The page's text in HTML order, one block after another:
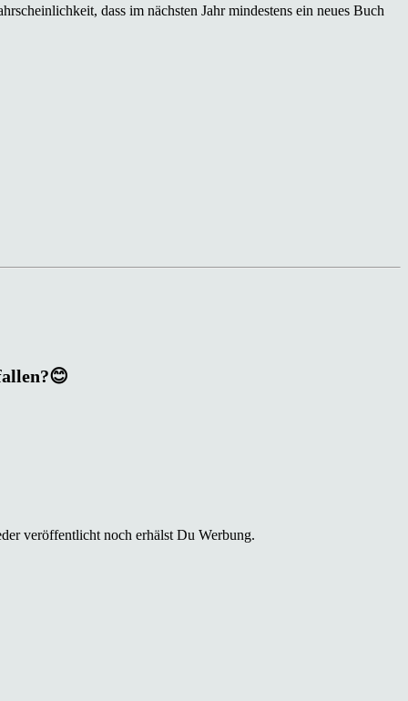
dass im nächsten Jahr mindestens ein neues Buch
veröffentlicht noch erhälst Du Werbung.